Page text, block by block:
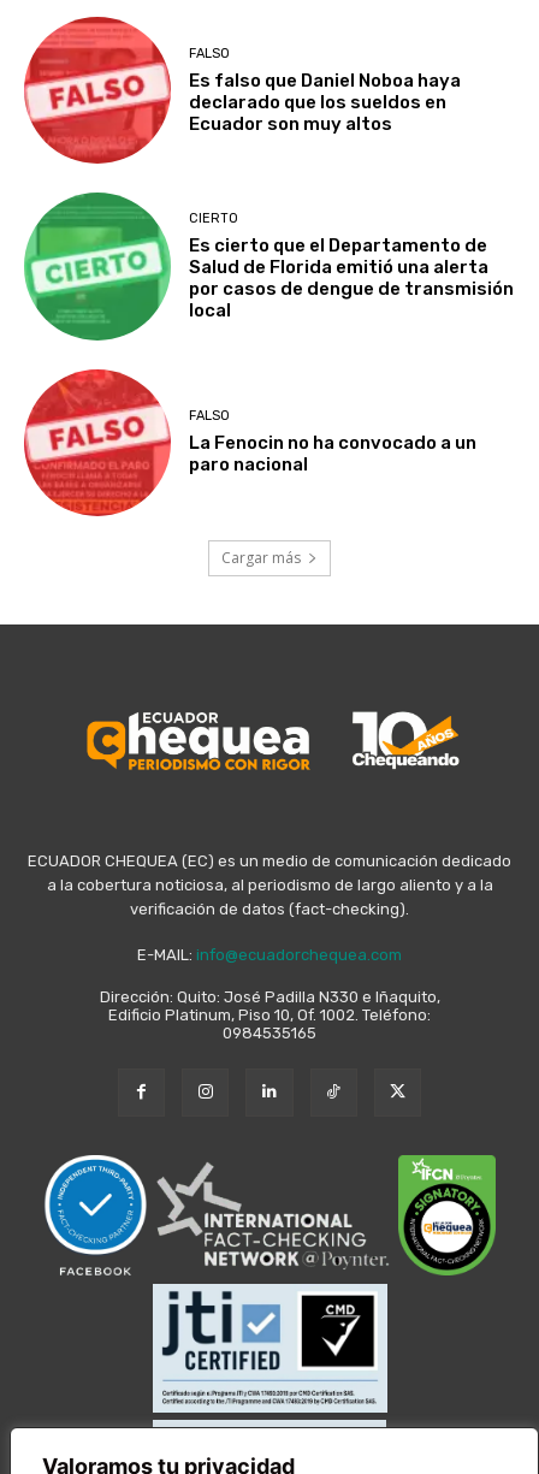
Valoramos tu privacidad
FALSO
Es falso que Daniel Noboa haya
declarado que los sueldos en
Ecuador son muy altos
CIERTO
Es cierto que el Departamento de
Salud de Florida emitió una alerta
por casos de dengue de transmisión
local
FALSO
La Fenocin no ha convocado a un
paro nacional
Cargar más
ECUADOR CHEQUEA (EC) es un medio de comunicación dedicado
a la cobertura noticiosa, al periodismo de largo aliento y a la
verificación de datos (fact-checking).
E-MAIL: info@ecuadorchequea.com
Dirección: Quito: José Padilla N330 e Iñaquito,
Edificio Platinum, Piso 10, Of. 1002. Teléfono:
0984535165